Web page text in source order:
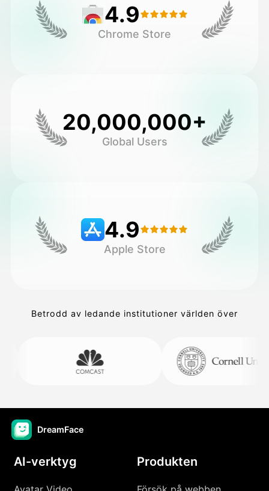
4.9
Chrome Store
20,000,000+
Global Users
4.9
Apple Store
Betrodd av ledande institutioner världen över
DreamFace
AI-verktyg Produkten